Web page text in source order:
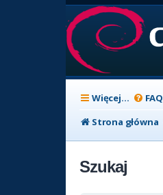
Więcej… FAQ
Strona główna
Szukaj